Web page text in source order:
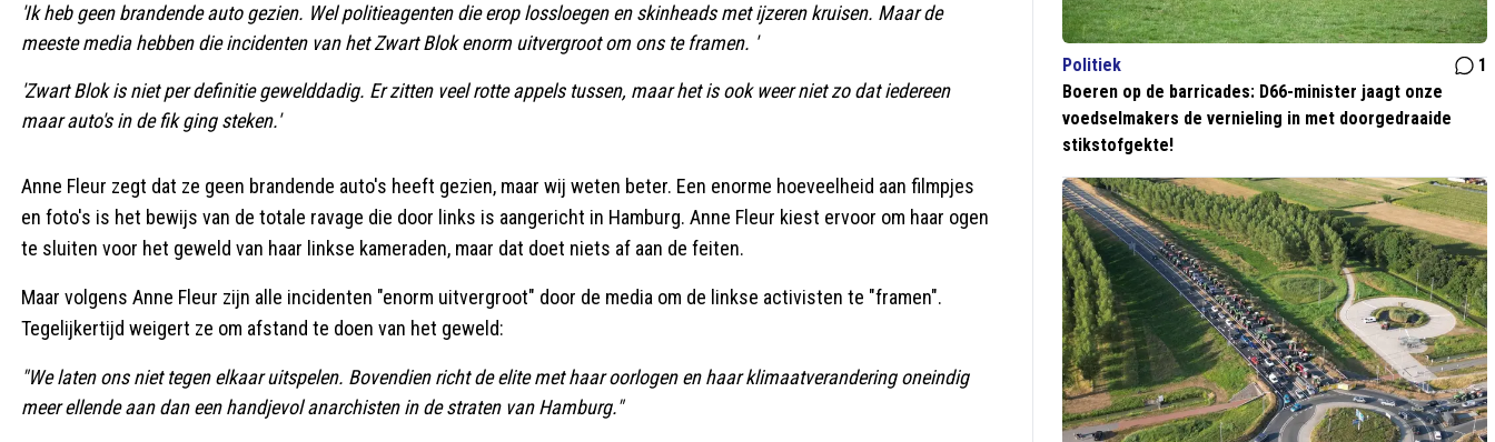
'Ik heb geen brandende auto gezien. Wel politieagenten die erop lossloegen en skinheads met ijzeren kruisen. Maar de
meeste media hebben die incidenten van het Zwart Blok enorm uitvergroot om ons te framen. '
'Zwart Blok is niet per definitie gewelddadig. Er zitten veel rotte appels tussen, maar het is ook weer niet zo dat iedereen
maar auto's in de fik ging steken.'
Anne Fleur zegt dat ze geen brandende auto's heeft gezien, maar wij weten beter. Een enorme hoeveelheid aan filmpjes
en foto's is het bewijs van de totale ravage die door links is aangericht in Hamburg. Anne Fleur kiest ervoor om haar ogen
te sluiten voor het geweld van haar linkse kameraden, maar dat doet niets af aan de feiten.
Maar volgens Anne Fleur zijn alle incidenten "enorm uitvergroot" door de media om de linkse activisten te "framen".
Tegelijkertijd weigert ze om afstand te doen van het geweld:
"We laten ons niet tegen elkaar uitspelen. Bovendien richt de elite met haar oorlogen en haar klimaatverandering oneindig
meer ellende aan dan een handjevol anarchisten in de straten van Hamburg."
Politiek
1
Boeren op de barricades: D66-minister jaagt onze
voedselmakers de vernieling in met doorgedraaide
stikstofgekte!